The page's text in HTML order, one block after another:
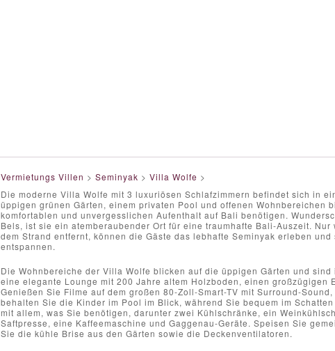
Vermietungs Villen > Seminyak > Villa Wolfe >
Die moderne Villa Wolfe mit 3 luxuriösen Schlafzimmern befindet sich in
üppigen grünen Gärten, einem privaten Pool und offenen Wohnbereichen
komfortablen und unvergesslichen Aufenthalt auf Bali benötigen.
Bels, ist sie ein atemberaubender Ort für eine traumhafte Bali-Auszeit.
dem Strand entfernt, können die Gäste das lebhafte Seminyak erleben
entspannen.
Die Wohnbereiche der Villa Wolfe blicken auf die üppigen Gärten und
eine elegante Lounge mit 200 Jahre altem Holzboden, einen großzügigen
Genießen Sie Filme auf dem großen 80-Zoll-Smart-TV mit Surround-
behalten Sie die Kinder im Pool im Blick, während Sie bequem im
mit allem, was Sie benötigen, darunter zwei Kühlschränke, ein
Saftpresse, eine Kaffeemaschine und Gaggenau-Geräte. Speisen Sie
Sie die kühle Brise aus den Gärten sowie die Deckenventilatoren.